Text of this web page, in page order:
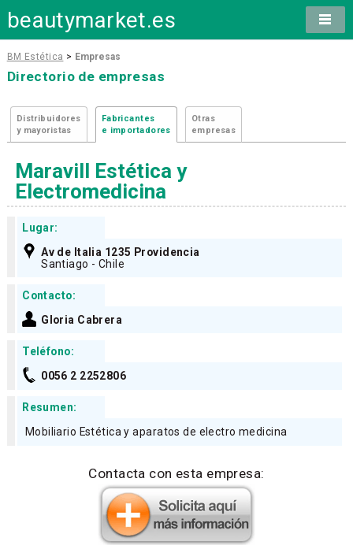
beautymarket.es
BM Estética > Empresas
Directorio de empresas
Distribuidores
y mayoristas
Fabricantes
e importadores
Otras
empresas
Maravill Estética y
Electromedicina
Lugar:
Av de Italia 1235 Providencia
Santiago - Chile
Contacto:
Gloria Cabrera
Teléfono:
0056 2 2252806
Resumen:
Mobiliario Estética y aparatos de electro medicina
Contacta con esta empresa: